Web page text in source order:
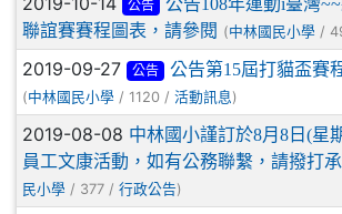
公告
聯誼賽賽程圖表，請參閱 (中林國民小學 /
2019-09-27 公告 公告第15屆打貓盃賽
(中林國民小學 / 1120 / 活動訊息 )
2019-08-08 中林國小謹訂於8月8日(星
員工文康活動，如有公務聯繫，請撥打
民小學 / 377 / 行政公告)